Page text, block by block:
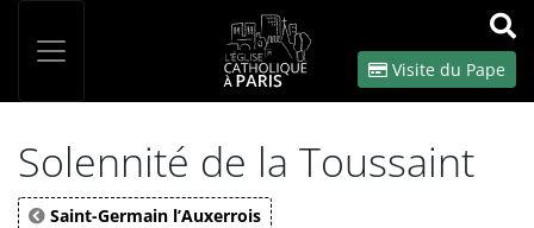
OK
Visite du Pape
Solennité de la Toussaint
Saint-Germain l’Auxerrois
Panneau de gestion des cookies